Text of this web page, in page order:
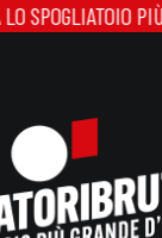
PIÙ